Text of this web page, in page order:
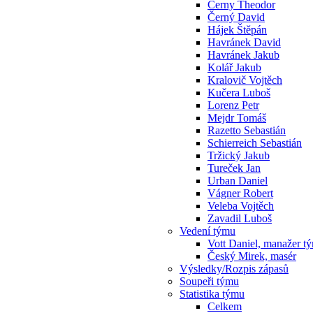
Cerny Theodor
Černý David
Hájek Štěpán
Havránek David
Havránek Jakub
Kolář Jakub
Kralovič Vojtěch
Kučera Luboš
Lorenz Petr
Mejdr Tomáš
Razetto Sebastián
Schierreich Sebastián
Tržický Jakub
Tureček Jan
Urban Daniel
Vágner Robert
Veleba Vojtěch
Zavadil Luboš
Vedení týmu
Vott Daniel, manažer
Český Mirek, masér
Výsledky/Rozpis zápasů
Soupeři týmu
Statistika týmu
Celkem